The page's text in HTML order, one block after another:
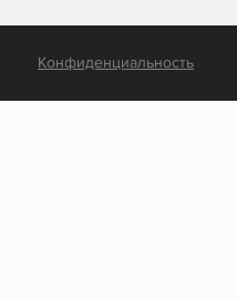
Конфиденциальность